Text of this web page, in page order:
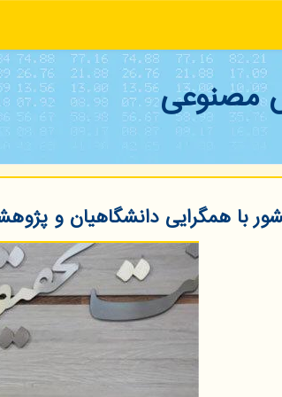
مصنوعی
با همگرایی دانشگاهیان و